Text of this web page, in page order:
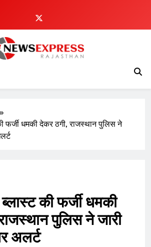
फर्जी धमकी देकर ठगी, राजस्थान पुलिस ने
की फर्जी धमकी
पुलिस ने जारी
अलर्ट